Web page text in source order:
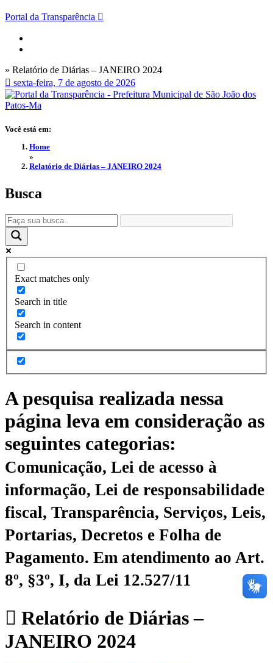
Portal da Transparência
» Relatório de Diárias – JANEIRO 2024
sexta-feira, 7 de agosto de 2026
Você está em:
Home
»
Relatório de Diárias – JANEIRO 2024
Busca
Exact matches only
Search in title
Search in content
A pesquisa realizada nessa
página leva em consideração as
seguintes categorias:
Comunicação, Lei de acesso à
informação, Lei de responsabilidade
fiscal, Transparência, Serviços, Leis,
Portarias, Decretos e Folha de
Pagamento. Em atendimento ao Art.
8º, §3º, I, da Lei 12.527/11
Relatório de Diárias –
JANEIRO 2024